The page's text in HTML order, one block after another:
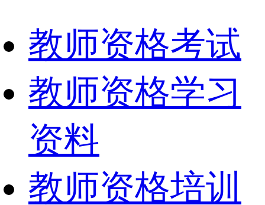
教师资格考试
教师资格学习
资料
教师资格培训